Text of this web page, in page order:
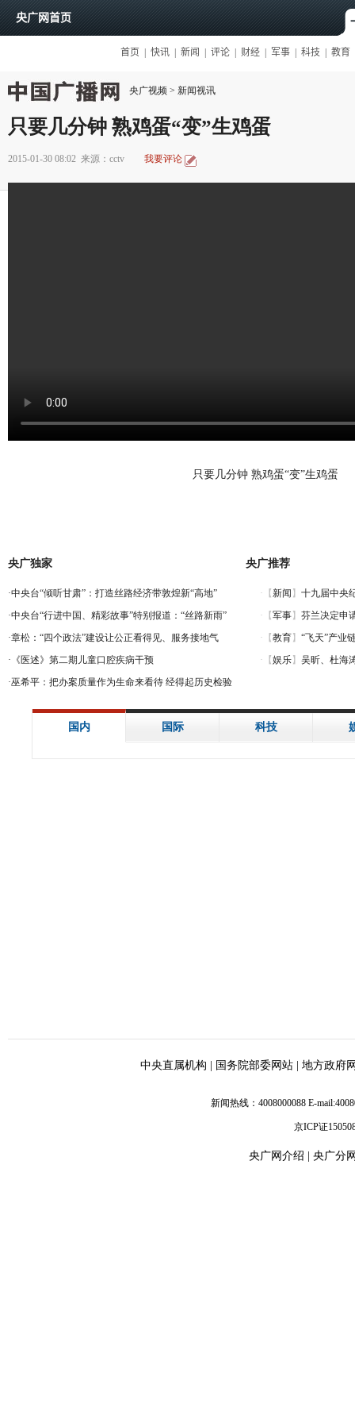
央广视频 > 新闻视讯
只要几分钟 熟鸡蛋“变”生鸡蛋
2015-01-30 08:02 来源：cctv 我要评论
只要几分钟 熟鸡蛋“变”生鸡蛋
央广独家
·中央台“倾听甘肃”：打造丝路经济带敦煌新“高地”
·中央台“行进中国、精彩故事”特别报道：“丝路新雨”
·章松：“四个政法”建设让公正看得见、服务接地气
· 《医述》第二期儿童口腔疾病干预
·巫希平：把办案质量作为生命来看待 经得起历史检验
央广推荐